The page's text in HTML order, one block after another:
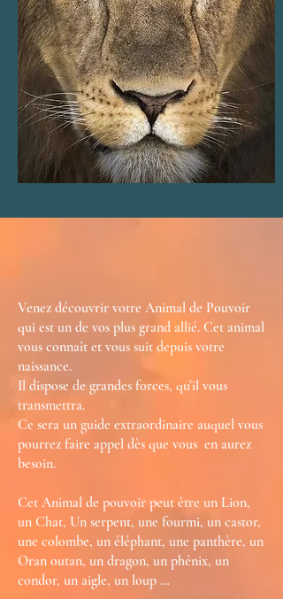
Venez découvrir votre Animal de Pouvoir
qui est un de vos plus grand allié. Cet animal
vous connaît et vous suit depuis votre
naissance.
Il dispose de grandes forces, qu’il vous
transmettra.
Ce sera un guide extraordinaire auquel vous
pourrez faire appel dès que vous en aurez
besoin.
Cet Animal de pouvoir peut être un Lion,
un Chat, Un serpent, une fourmi, un castor,
une colombe, un éléphant, une panthère, un
Oran outan, un dragon, un phénix, un
condor, un aigle, un loup …